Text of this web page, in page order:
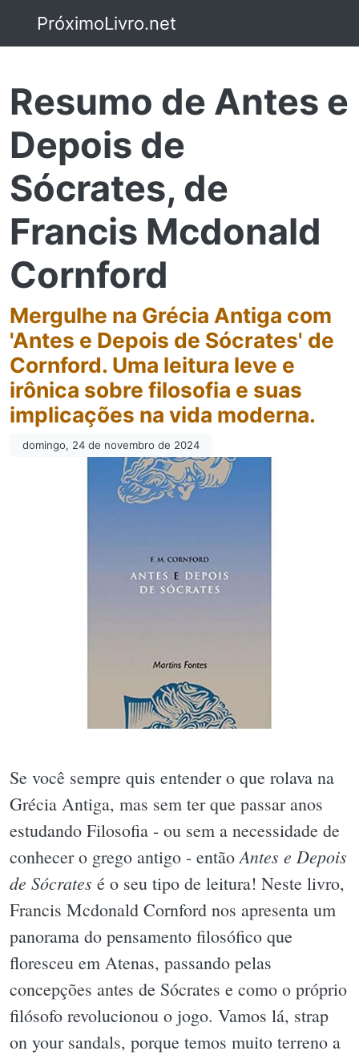
PróximoLivro.net
Resumo de Antes e
Depois de
Sócrates, de
Francis Mcdonald
Cornford
Mergulhe na Grécia Antiga com
'Antes e Depois de Sócrates' de
Cornford. Uma leitura leve e
irônica sobre filosofia e suas
implicações na vida moderna.
domingo, 24 de novembro de 2024
Se você sempre quis entender o que rolava na
Grécia Antiga, mas sem ter que passar anos
estudando Filosofia - ou sem a necessidade de
conhecer o grego antigo - então Antes e Depois
de Sócrates é o seu tipo de leitura! Neste livro,
Francis Mcdonald Cornford nos apresenta um
panorama do pensamento filosófico que
floresceu em Atenas, passando pelas
concepções antes de Sócrates e como o próprio
filósofo revolucionou o jogo. Vamos lá, strap
on your sandals, porque temos muito terreno a